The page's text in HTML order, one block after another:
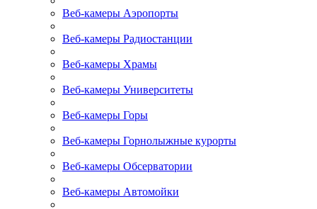
Веб-камеры Аэропорты
Веб-камеры Радиостанции
Веб-камеры Храмы
Веб-камеры Университеты
Веб-камеры Горы
Веб-камеры Горнолыжные курорты
Веб-камеры Обсерватории
Веб-камеры Автомойки